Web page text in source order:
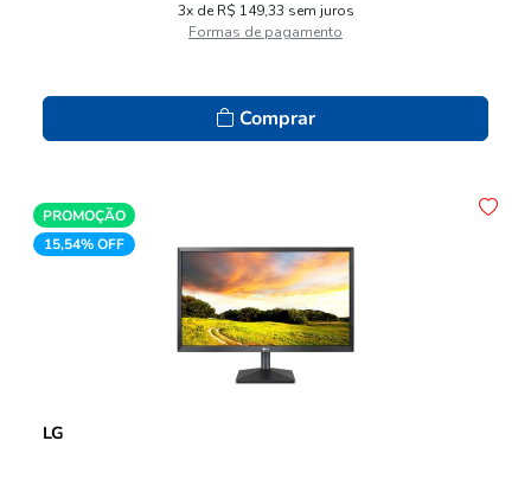
3x de R$ 149,33 sem juros
Formas de pagamento
Comprar
PROMOÇÃO
15,54% OFF
LG